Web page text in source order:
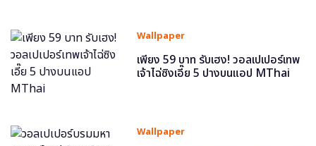
Wallpaper
เพียง 59 บาท รับเฮง! วอลเปเปอร์เทพ
เจ้าไฉ่ซิงเอี๊ย 5 ปางบนแอป MThai
Wallpaper